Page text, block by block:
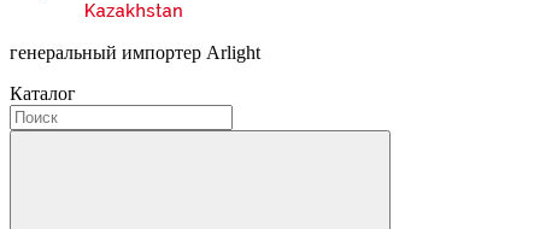
генеральный импортер Arlight
Каталог